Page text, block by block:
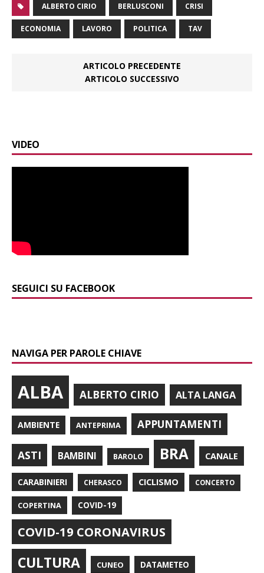
ALBERTO CIRIO BERLUSCONI CRISI
ECONOMIA LAVORO POLITICA TAV
ARTICOLO PRECEDENTE
ARTICOLO SUCCESSIVO
VIDEO
SEGUICI SU FACEBOOK
NAVIGA PER PAROLE CHIAVE
ALBA ALBERTO CIRIO ALTA LANGA
AMBIENTE ANTEPRIMA APPUNTAMENTI
ASTI BAMBINI BAROLO BRA CANALE
CARABINIERI CHERASCO CICLISMO CONCERTO
COPERTINA COVID-19
COVID-19 CORONAVIRUS
CULTURA CUNEO DATAMETEO